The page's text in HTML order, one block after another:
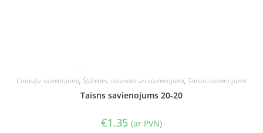
Cauruļu savienojumi, Šļūtenes, caurules un savienojumi, Taisns savienojums
Taisns savienojums 20-20
€1.35 (ar PVN)